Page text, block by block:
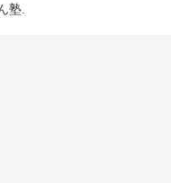
塾.